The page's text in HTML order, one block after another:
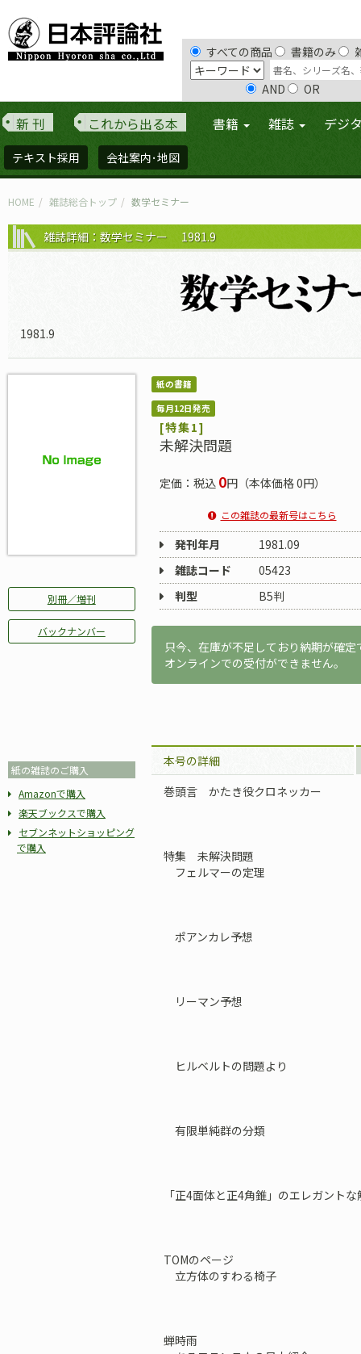
すべての商品 書籍のみ
AND OR
新 刊 これから出る本 書籍 雑誌 デジ
テキスト採用 会社案内･地図
HOME 雑誌総合トップ 数学セミナー
雑誌詳細：数学セミナー 1981.9
1981.9
別冊／増刊
バックナンバー
紙の書籍
毎月12日発売
[特集1]
未解決問題
定価：税込 0円（本体価格 0円）
この雑誌の最新号はこちら
発刊年月
1981.09
雑誌コード
05423
判型
B5判
只今、在庫が不足しており納期が確定
オンラインでの受付ができません。
紙の雑誌のご購入
Amazonで購入
楽天ブックスで購入
セブンネットショッピング
で購入
本号の詳細
巻頭言 かたき役クロネッカー
特集 未解決問題
フェルマーの定理
ポアンカレ予想
リーマン予想
ヒルベルトの問題より
有限単純群の分類
「正4面体と正4角錐」のエレガントな
TOMのページ
立方体のすわる椅子
蝉時雨